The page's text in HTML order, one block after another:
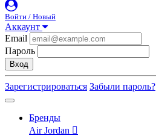
Войти / Новый
Аккаунт
Email
Пароль
Вход
Зарегистрироваться Забыли пароль?
Бренды
Air Jordan